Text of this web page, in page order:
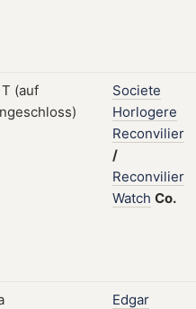
Societe
Horlogere
Reconvilier
/
Reconvilier
Watch Co.
Edgar